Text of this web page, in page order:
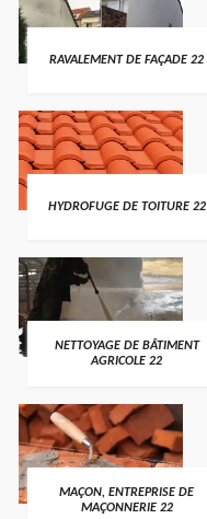
RAVALEMENT DE FAÇADE 22
HYDROFUGE DE TOITURE 22
NETTOYAGE DE BÂTIMENT
AGRICOLE 22
MAÇON, ENTREPRISE DE
MAÇONNERIE 22